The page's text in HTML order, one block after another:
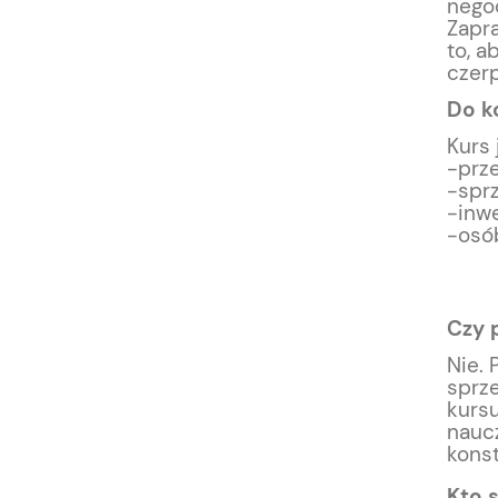
to,
Do
-
-
-
-
Czy
Nie.